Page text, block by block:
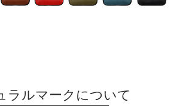
ラルマークについて